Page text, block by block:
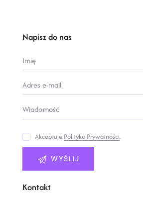
Napisz do nas
Akceptuję Polityke Prywatności.
Kontakt